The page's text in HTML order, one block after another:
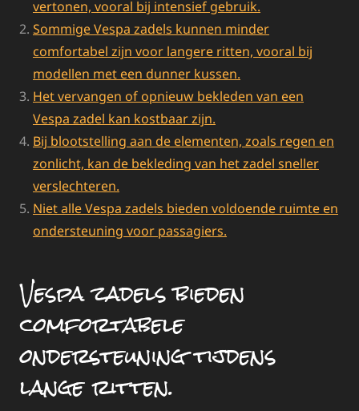
vertonen, vooral bij intensief gebruik.
Sommige Vespa zadels kunnen minder
comfortabel zijn voor langere ritten, vooral bij
modellen met een dunner kussen.
Het vervangen of opnieuw bekleden van een
Vespa zadel kan kostbaar zijn.
Bij blootstelling aan de elementen, zoals regen en
zonlicht, kan de bekleding van het zadel sneller
verslechteren.
Niet alle Vespa zadels bieden voldoende ruimte en
ondersteuning voor passagiers.
Vespa zadels bieden
comfortabele
ondersteuning tijdens
lange ritten.